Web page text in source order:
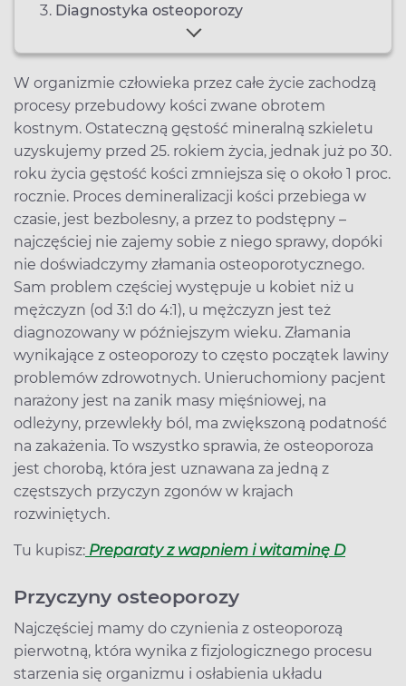
Diagnostyka osteoporozy
W organizmie człowieka przez całe życie zachodzą
procesy przebudowy kości zwane obrotem
kostnym. Ostateczną gęstość mineralną szkieletu
uzyskujemy przed 25. rokiem życia, jednak już po 30.
roku życia gęstość kości zmniejsza się o około 1 proc.
rocznie. Proces demineralizacji kości przebiega w
czasie, jest bezbolesny, a przez to podstępny –
najczęściej nie zajemy sobie z niego sprawy, dopóki
nie doświadczymy złamania osteoporotycznego.
Sam problem częściej występuje u kobiet niż u
mężczyzn (od 3:1 do 4:1), u mężczyzn jest też
diagnozowany w późniejszym wieku. Złamania
wynikające z osteoporozy to często początek lawiny
problemów zdrowotnych. Unieruchomiony pacjent
narażony jest na zanik masy mięśniowej, na
odleżyny, przewlekły ból, ma zwiększoną podatność
na zakażenia. To wszystko sprawia, że osteoporoza
jest chorobą, która jest uznawana za jedną z
częstszych przyczyn zgonów w krajach
rozwiniętych.
Tu kupisz: Preparaty z wapniem i witaminę D
Przyczyny osteoporozy
Najczęściej mamy do czynienia z osteoporozą
pierwotną, która wynika z fizjologicznego procesu
starzenia się organizmu i osłabienia układu